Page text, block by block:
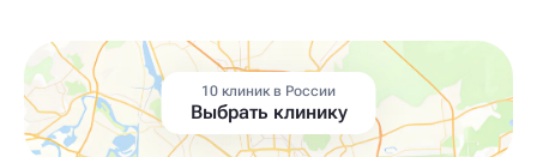
10 клиник в России
Выбрать клинику